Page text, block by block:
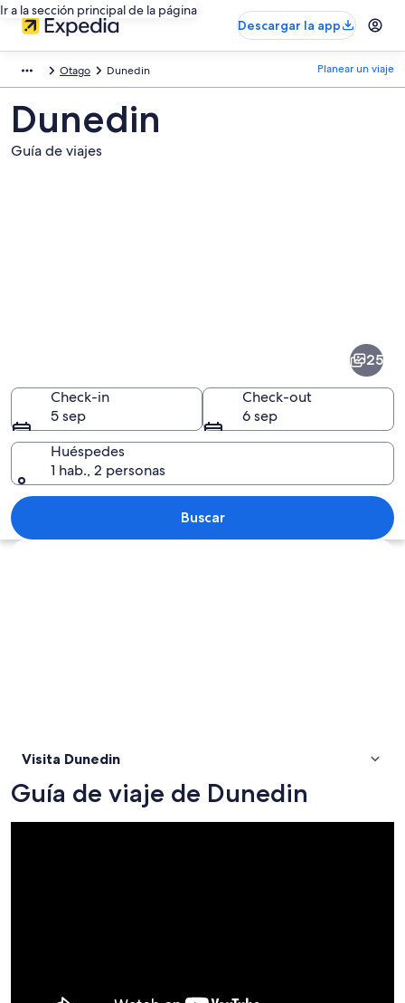
Ir a la sección principal de la página
Descargar la app
Otago Dunedin Planear un viaje
Dunedin
Guía de viajes
Un edificio histórico con una torre,
25
Check-in
5 sep
Check-out
6 sep
Huéspedes
1 hab., 2 personas
Buscar
Explorar mapa
Visita Dunedin
Guía de viaje de Dunedin